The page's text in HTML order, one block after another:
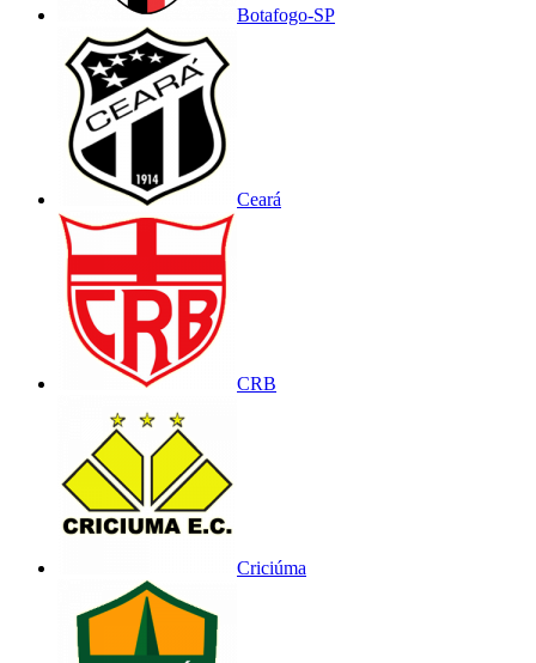
Botafogo-SP
Ceará
CRB
Criciúma